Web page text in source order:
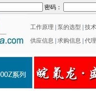
密码：
工作原理 泵的选型 技
供应信息
求购信息 代